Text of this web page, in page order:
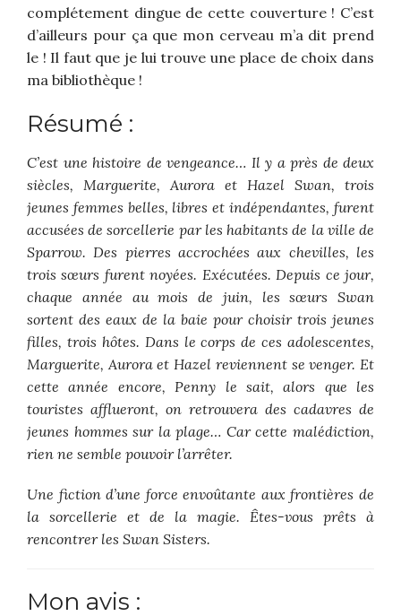
complétement dingue de cette couverture ! C’est
d’ailleurs pour ça que mon cerveau m’a dit prend
le ! Il faut que je lui trouve une place de choix dans
ma bibliothèque !
Résumé :
C’est une histoire de vengeance… Il y a près de deux
siècles, Marguerite, Aurora et Hazel Swan, trois
jeunes femmes belles, libres et indépendantes, furent
accusées de sorcellerie par les habitants de la ville de
Sparrow. Des pierres accrochées aux chevilles, les
trois sœurs furent noyées. Exécutées. Depuis ce jour,
chaque année au mois de juin, les sœurs Swan
sortent des eaux de la baie pour choisir trois jeunes
filles, trois hôtes. Dans le corps de ces adolescentes,
Marguerite, Aurora et Hazel reviennent se venger. Et
cette année encore, Penny le sait, alors que les
touristes afflueront, on retrouvera des cadavres de
jeunes hommes sur la plage… Car cette malédiction,
rien ne semble pouvoir l’arrêter.
Une fiction d’une force envoûtante aux frontières de
la sorcellerie et de la magie. Êtes-vous prêts à
rencontrer les Swan Sisters.
Mon avis :